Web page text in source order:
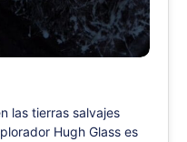
las tierras salvajes
Hugh Glass es